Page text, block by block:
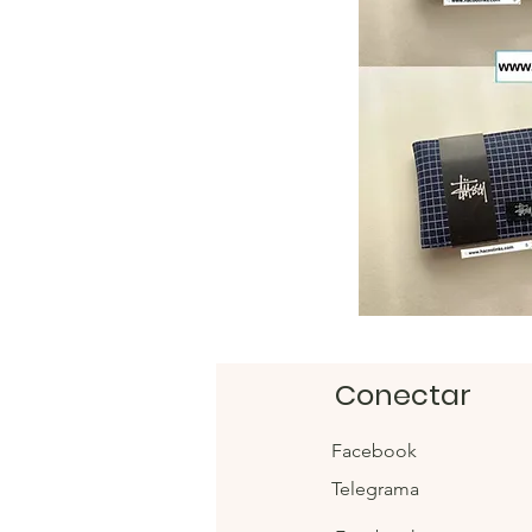
Conectar
Facebook
Telegrama